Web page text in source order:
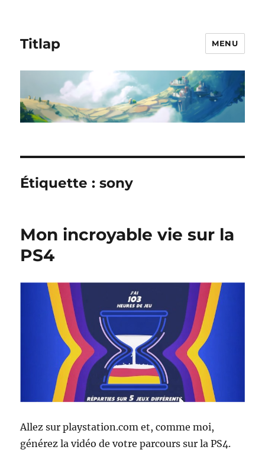
Titlap MENU
Étiquette :sony
Mon incroyable vie sur la
PS4
Allez sur playstation.com et, comme moi,
générez la vidéo de votre parcours sur la PS4.